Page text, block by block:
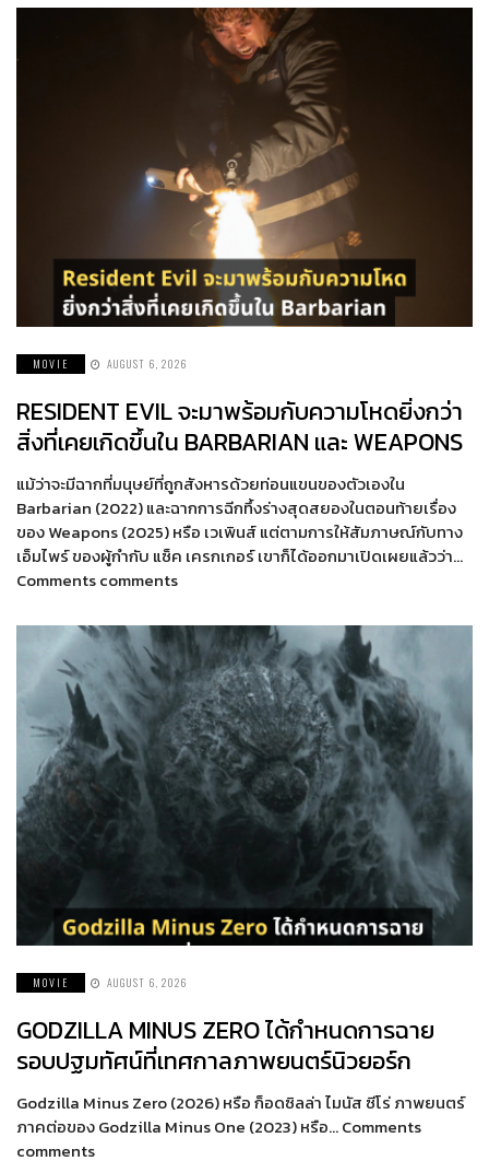
MOVIE AUGUST 6, 2026
RESIDENT EVIL จะมาพร้อมกับความโหดยิ่งกว่า
สิ่งที่เคยเกิดขึ้นใน BARBARIAN และ WEAPONS
แม้ว่าจะมีฉากที่มนุษย์ที่ถูกสังหารด้วยท่อนแขนของตัวเองใน
Barbarian (2022) และฉากการฉีกทึ้งร่างสุดสยองในตอนท้ายเรื่อง
ของ Weapons (2025) หรือ เวเพินส์ แต่ตามการให้สัมภาษณ์กับทาง
เอ็มไพร์ ของผู้กำกับ แซ็ค เครกเกอร์ เขาก็ได้ออกมาเปิดเผยแล้วว่า…
Comments comments
MOVIE AUGUST 6, 2026
GODZILLA MINUS ZERO ได้กำหนดการฉาย
รอบปฐมทัศน์ที่เทศกาลภาพยนตร์นิวยอร์ก
Godzilla Minus Zero (2026) หรือ ก็อดซิลล่า ไมนัส ซีโร่ ภาพยนตร์
ภาคต่อของ Godzilla Minus One (2023) หรือ… Comments
comments